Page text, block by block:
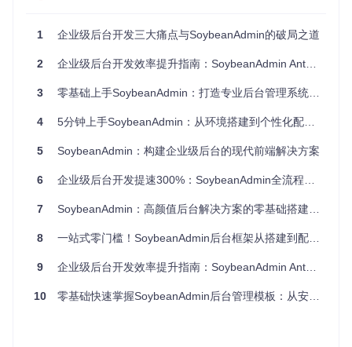
案
前端
V
u
3
组合式API适
辑
React(学习曲线陡峭)、An
构建
Vi
5
冷启动速度提
升90%，热更
新更快
Webpack(配置复杂)、Roll
状态
ni
荐，TypeScri
Vuex(模块化复杂)、Redu
x(样板代码多)
件库
ai
ve
主题定制能力
强，组件丰富
Element Plus(风格固定)、
Ant Design Vue(体积较大)
CSS
n
o
原子化CSS减
Tailwind(预构建体积大)、
1 企业级后台开发三大痛点与SoybeanAdmin的破局之道
2 企业级后台开发效率提升指南：SoybeanAdmin AntDesign全栈解决方案
3 零基础上手SoybeanAdmin：打造专业后台管理系统的实战指南
4 5分钟上手SoybeanAdmin：从环境搭建到个性化配置全指南
5 SoybeanAdmin：构建企业级后台的现代前端解决方案
6 企业级后台开发提速300%：SoybeanAdmin全流程实践指南
7 SoybeanAdmin：高颜值后台解决方案的零基础搭建指南
8 一站式零门槛！SoybeanAdmin后台框架从搭建到配置全攻略
9 企业级后台开发效率提升指南：SoybeanAdmin AntDesign架构与实践
10 零基础快速掌握SoybeanAdmin后台管理模板：从安装到配置全指南